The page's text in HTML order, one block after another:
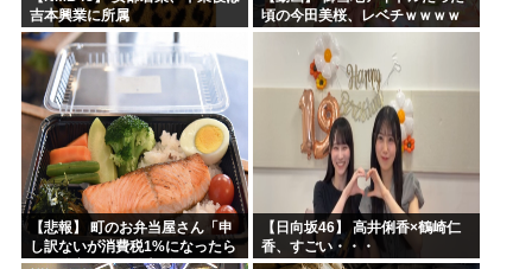
吉本興業に所属
頃の今田美桜、レベチｗｗｗｗ
ｗｗｗｗｗｗｗｗｗｗｗｗｗｗ
【悲報】 町のお弁当屋さん「申
し訳ないが消費税1%になったら
その分商品代を値上げするわ」
【日向坂46】 高井俐香×鶴崎仁
香、すごい・・・